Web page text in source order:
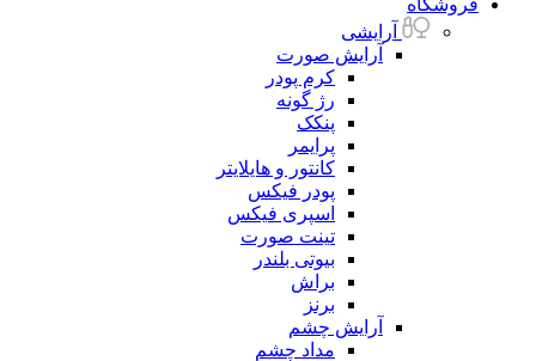
فروشگاه
آرایشی
آرایش صورت
کرم پودر
رژ گونه
پنکک
پرایمر
کانتور و هایلایتر
پودر فیکس
اسپری فیکس
تینت صورت
بیوتی بلندر
براش
برنز
آرایش چشم
مداد چشم